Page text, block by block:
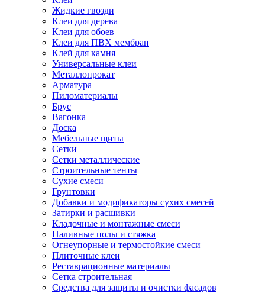
Жидкие гвозди
Клеи для дерева
Клеи для обоев
Клеи для ПВХ мембран
Клей для камня
Универсальные клеи
Металлопрокат
Арматура
Пиломатериалы
Брус
Вагонка
Доска
Мебельные щиты
Сетки
Сетки металлические
Строительные тенты
Сухие смеси
Грунтовки
Добавки и модификаторы сухих смесей
Затирки и расшивки
Кладочные и монтажные смеси
Наливные полы и стяжка
Огнеупорные и термостойкие смеси
Плиточные клеи
Реставрационные материалы
Сетка строительная
Средства для защиты и очистки фасадов